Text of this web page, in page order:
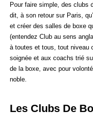
Pour faire simple, des clubs
dit, à son retour sur Paris,
et créer des salles de boxe
(entendez Club au sens
à toutes et tous, tout niveau
soignée et aux coachs trié
de la boxe, avec pour
noble.
Les Clubs De